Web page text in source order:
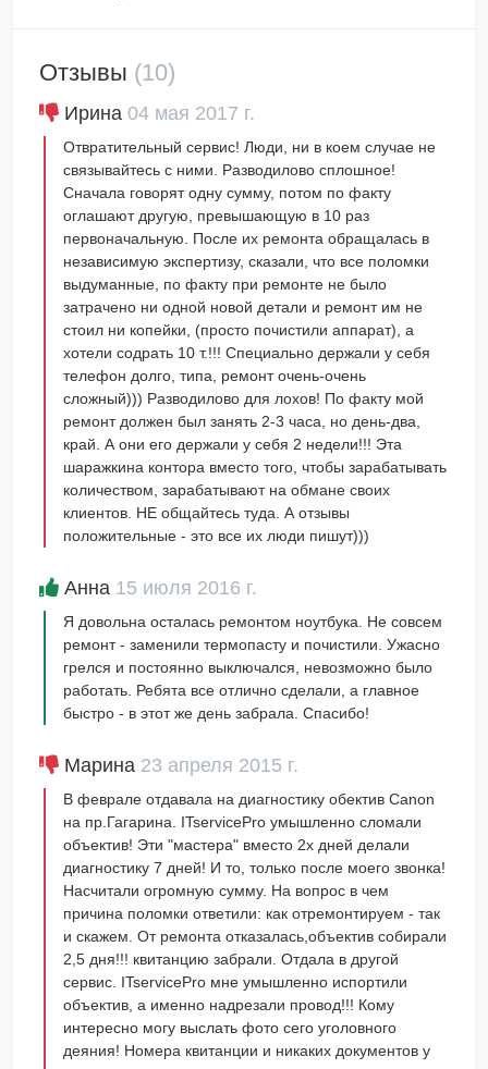
Отзывы (10)
Ирина 04 мая 2017 г.
Отвратительный сервис! Люди, ни в коем случае не
связывайтесь с ними. Разводилово сплошное!
Сначала говорят одну сумму, потом по факту
оглашают другую, превышающую в 10 раз
первоначальную. После их ремонта обращалась в
независимую экспертизу, сказали, что все поломки
выдуманные, по факту при ремонте не было
затрачено ни одной новой детали и ремонт им не
стоил ни копейки, (просто почистили аппарат), а
хотели содрать 10 т.!!! Специально держали у себя
телефон долго, типа, ремонт очень-очень
сложный))) Разводилово для лохов! По факту мой
ремонт должен был занять 2-3 часа, но день-два,
край. А они его держали у себя 2 недели!!! Эта
шаражкина контора вместо того, чтобы зарабатывать
количеством, зарабатывают на обмане своих
клиентов. НЕ общайтесь туда. А отзывы
положительные - это все их люди пишут)))
Анна 15 июля 2016 г.
Я довольна осталась ремонтом ноутбука. Не совсем
ремонт - заменили термопасту и почистили. Ужасно
грелся и постоянно выключался, невозможно было
работать. Ребята все отлично сделали, а главное
быстро - в этот же день забрала. Спасибо!
Марина 23 апреля 2015 г.
В феврале отдавала на диагностику обектив Canon
на пр.Гагарина. ITservicePro умышленно сломали
объектив! Эти "мастера" вместо 2х дней делали
диагностику 7 дней! И то, только после моего звонка!
Насчитали огромную сумму. На вопрос в чем
причина поломки ответили: как отремонтируем - так
и скажем. От ремонта отказалась,объектив собирали
2,5 дня!!! квитанцию забрали. Отдала в другой
сервис. ITservicePro мне умышленно испортили
объектив, а именно надрезали провод!!! Кому
интересно могу выслать фото сего уголовного
деяния! Номера квитанции и никаких документов у